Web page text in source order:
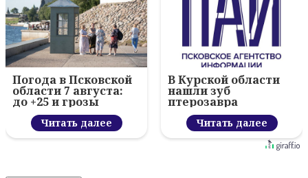
Погода в Псковской
области 7 августа:
до +25 и грозы
Читать далее
В Курской области
нашли зуб
птерозавра
Читать далее